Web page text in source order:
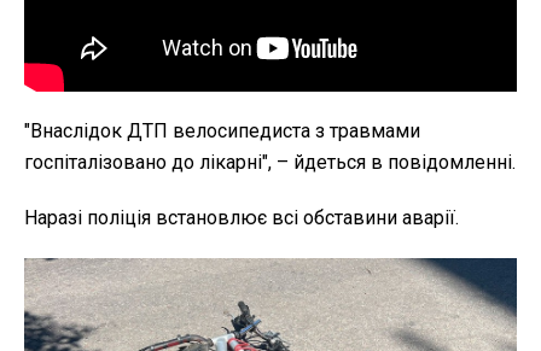
"Внаслідок ДТП велосипедиста з травмами
госпіталізовано до лікарні", – йдеться в повідомленні.
Наразі поліція встановлює всі обставини аварії.